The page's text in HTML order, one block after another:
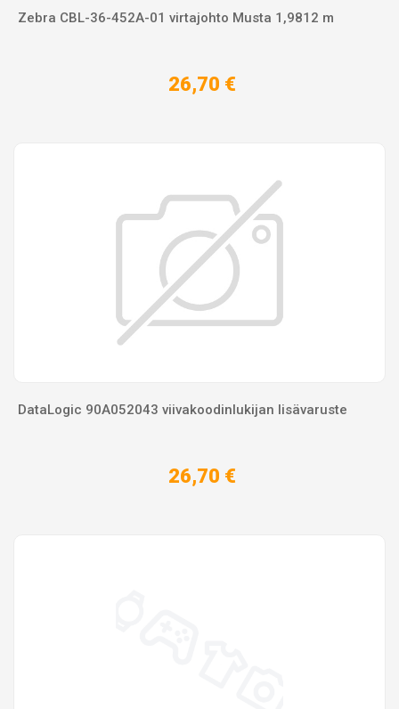
Zebra CBL-36-452A-01 virtajohto Musta 1,9812 m
26,70 €
DataLogic 90A052043 viivakoodinlukijan lisävaruste
26,70 €